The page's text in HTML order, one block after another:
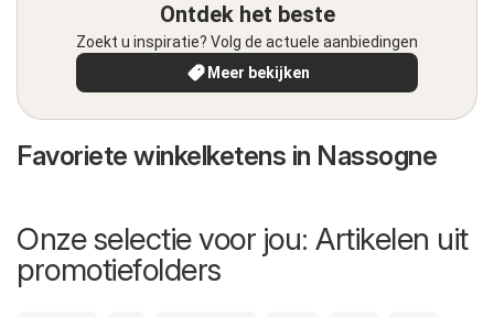
Ontdek het beste
Zoekt u inspiratie? Volg de actuele aanbiedingen
Meer bekijken
Favoriete winkelketens in Nassogne
Onze selectie voor jou: Artikelen uit
promotiefolders